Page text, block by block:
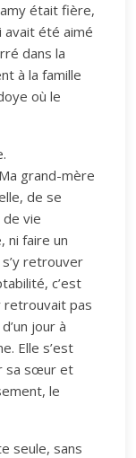
était fière,
avait été aimé
dans la
à la famille
où le
grand-mère
de se
vie
ni faire un
retrouver
c’est
retrouvait pas
jour à
Elle s’est
sa sœur et
le
seule, sans